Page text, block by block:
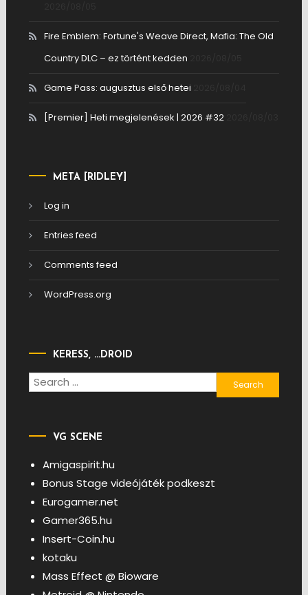
Fire Emblem: Fortune's Weave Direct, Mafia: The Old
Country DLC – ez történt kedden
Game Pass: augusztus első hetei
[Premier] Heti megjelenések | 2026 #32
META [RIDLEY]
Log in
Entries feed
Comments feed
WordPress.org
KERESS, …DROID
Search
for:
VG SCENE
Amigaspirit.hu
Bonus Stage videójáték podkeszt
Eurogamer.net
Gamer365.hu
Insert-Coin.hu
kotaku
Mass Effect @ Bioware